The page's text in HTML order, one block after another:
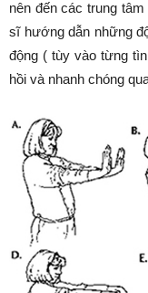
nên đến các trung
sĩ hướng dẫn những
động ( tùy vào từng
hồi và nhanh chóng